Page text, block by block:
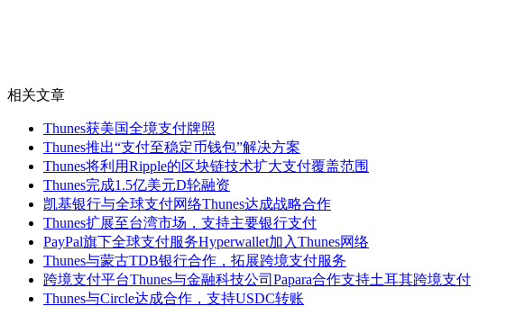
相关文章
Thunes获美国全境支付牌照
Thunes推出“支付至稳定币钱包”解决方案
Thunes将利用Ripple的区块链技术扩大支付覆盖范围
Thunes完成1.5亿美元D轮融资
凯基银行与全球支付网络Thunes达成战略合作
Thunes扩展至台湾市场，支持主要银行支付
PayPal旗下全球支付服务Hyperwallet加入Thunes网络
Thunes与蒙古TDB银行合作，拓展跨境支付服务
跨境支付平台Thunes与金融科技公司Papara合作支持土耳其跨境支付
Thunes与Circle达成合作，支持USDC转账